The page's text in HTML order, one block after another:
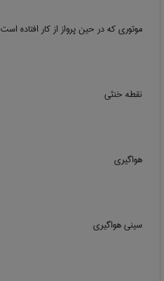
موتوری که در حین پرواز از کار افتاده است
نقطه خنثی
هواگیری
سینی هواگیری